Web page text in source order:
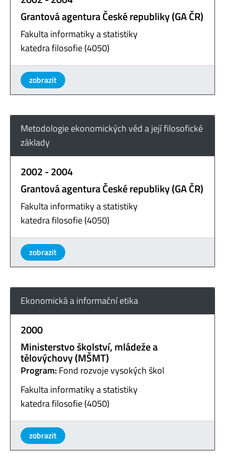
Grantová agentura České republiky (GA ČR)
Fakulta informatiky a statistiky
katedra filosofie (4050)
zobrazit
Metodologie ekonomických věd a její filosofické
základy
2002 - 2004
Grantová agentura České republiky (GA ČR)
Fakulta informatiky a statistiky
katedra filosofie (4050)
zobrazit
Ekonomická a informační etika
2000
Ministerstvo školství, mládeže a
tělovýchovy (MŠMT)
Program:Fond rozvoje vysokých škol
Fakulta informatiky a statistiky
katedra filosofie (4050)
zobrazit